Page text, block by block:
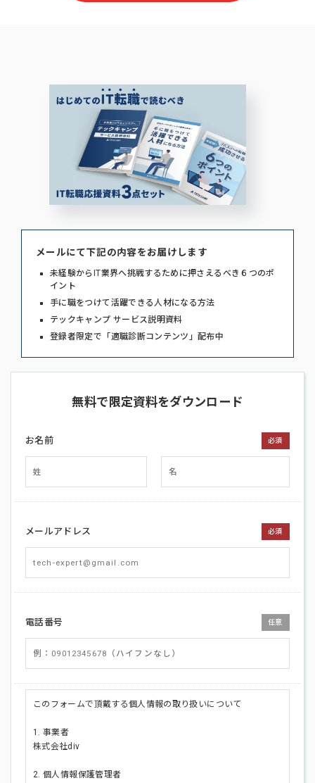
メールにて下記の内容をお届けします
未経験からIT業界へ挑戦するために押さえるべき６つのポ
イント
手に職をつけて活躍できる人材になる方法
テックキャンプ サービス説明資料
登録者限定で「適職診断コンテンツ」配布中
無料で限定資料をダウンロード
お名前 必須
メールアドレス 必須
電話番号 任意
このフォームで頂戴する個人情報の取り扱いについて
1. 事業者
株式会社div
2. 個人情報保護管理者